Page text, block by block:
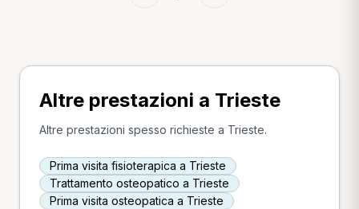
Altre prestazioni a Trieste
Altre prestazioni spesso richieste a Trieste.
Prima visita fisioterapica a Trieste
Trattamento osteopatico a Trieste
Prima visita osteopatica a Trieste